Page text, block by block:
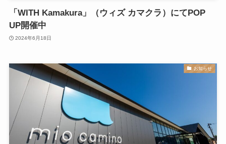
「WITH Kamakura」（ウィズ カマクラ）にてPOP
UP開催中
2024年6月18日
お知らせ